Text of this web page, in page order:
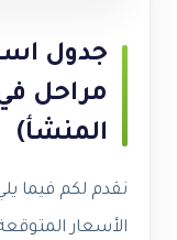
المنشأ)
نقدم لكم فيما